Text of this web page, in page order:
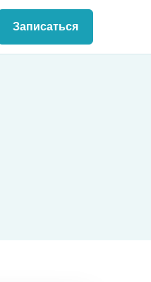
Записаться